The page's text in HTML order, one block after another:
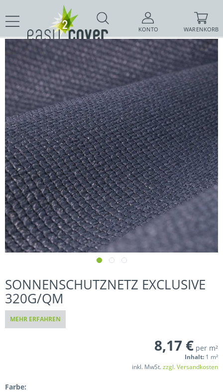
KONTO WARENKORB
SONNENSCHUTZNETZ EXCLUSIVE
320G/QM
MEHR ERFAHREN
8,17 € per m²
Inhalt: 1 m²
inkl. MwSt.zzgl. Versandkosten
Farbe: